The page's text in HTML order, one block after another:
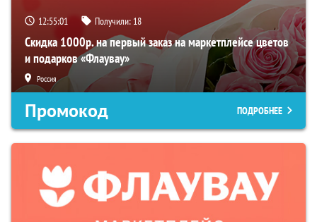
12:55:00 Получили: 18
Скидка 1000р. на первый заказ на маркетплейсе цветов
и подарков «Флаувау»
Россия
Промокод ПОДРОБНЕЕ